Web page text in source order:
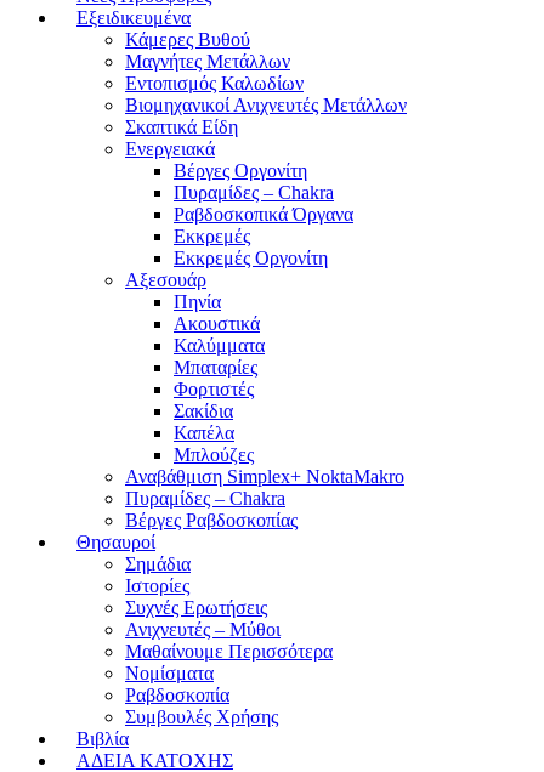
Εξειδικευμένα
Κάμερες Βυθού
Μαγνήτες Μετάλλων
Εντοπισμός Καλωδίων
Βιομηχανικοί Ανιχνευτές Μετάλλων
Σκαπτικά Είδη
Ενεργειακά
Βέργες Οργονίτη
Πυραμίδες – Chakra
Ραβδοσκοπικά Όργανα
Εκκρεμές
Εκκρεμές Οργονίτη
Αξεσουάρ
Πηνία
Ακουστικά
Καλύμματα
Μπαταρίες
Φορτιστές
Σακίδια
Καπέλα
Μπλούζες
Αναβάθμιση Simplex+ NoktaMakro
Πυραμίδες – Chakra
Βέργες Ραβδοσκοπίας
Θησαυροί
Σημάδια
Ιστορίες
Συχνές Ερωτήσεις
Ανιχνευτές – Μύθοι
Μαθαίνουμε Περισσότερα
Νομίσματα
Ραβδοσκοπία
Συμβουλές Χρήσης
Βιβλία
ΑΔΕΙΑ ΚΑΤΟΧΗΣ